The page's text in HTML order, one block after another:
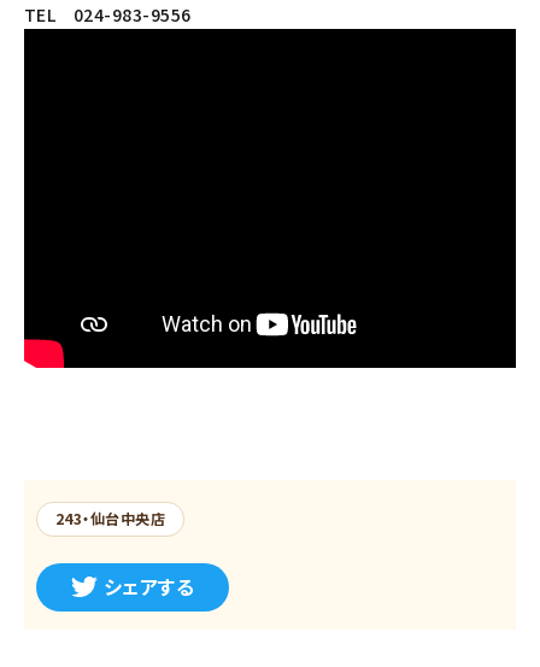
TEL 024-983-9556
243・仙台中央店
シェアする